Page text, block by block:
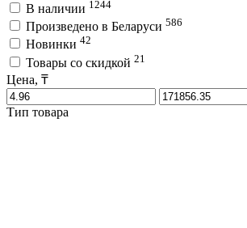
В наличии 1244
Произведено в Беларуси 586
Новинки 42
Товары со скидкой 21
Цена, ₸
Тип товара